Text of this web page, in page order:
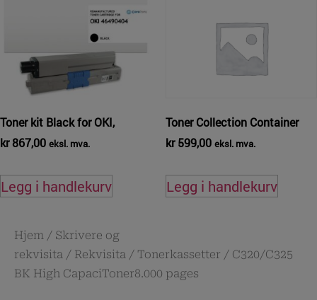
Toner kit Black for OKI,
kr867,00 eksl. mva.
Legg i handlekurv
Toner Collection Container
kr599,00 eksl. mva.
Legg i handlekurv
Hjem / Skrivere og
rekvisita / Rekvisita / Tonerkassetter / C320/C325
BK High CapaciToner8.000 pages